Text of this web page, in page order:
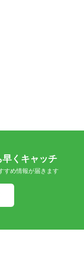
くキャッチ
すめ情報が届きます